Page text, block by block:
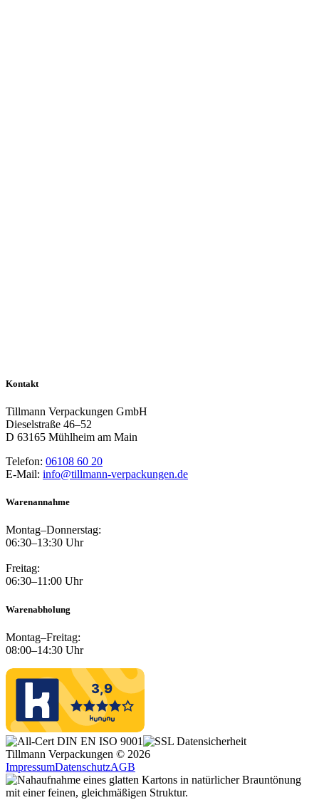
Kontakt
Tillmann Verpackungen GmbH
Dieselstraße 46–52
D 63165 Mühlheim am Main
Telefon: 06108 60 20
E-Mail: info@tillmann-verpackungen.de
Warenannahme
Montag–Donnerstag:
06:30–13:30 Uhr
Freitag:
06:30–11:00 Uhr
Warenabholung
Montag–Freitag:
08:00–14:30 Uhr
Tillmann Verpackungen © 2026
ImpressumDatenschutzAGB